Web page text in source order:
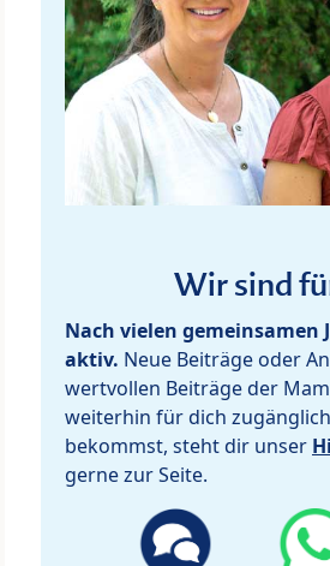
Wir sind
Nach vielen
aktiv. Neue Beiträge oder
wertvollen Beiträge der
weiterhin für dich
bekommst, steht dir unser
gerne zur Seite.